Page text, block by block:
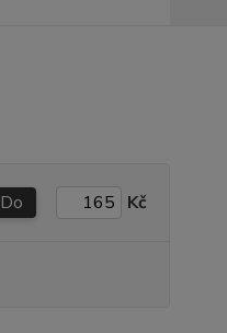
Do Kč